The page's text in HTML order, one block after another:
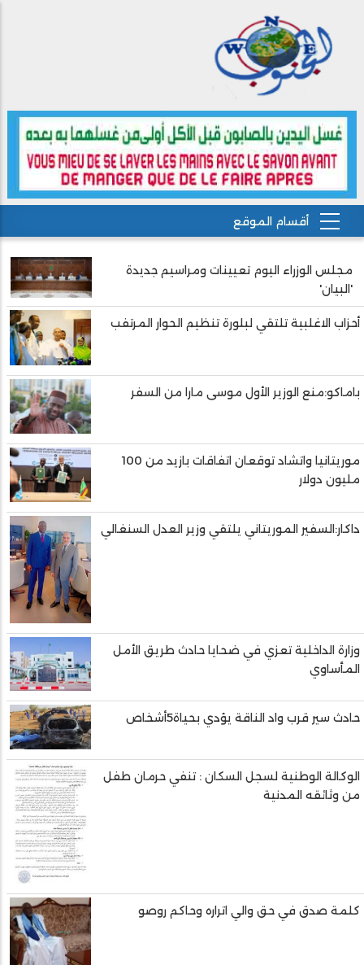
مجلس الوزراء اليوم تعيينات ومراسيم جديدة
'البيان'
أحزاب الاغلبية تلتقي لبلورة تنظيم الحوار المرتفب
باماكو:منع الوزير الأول موسى مارا من السفر
موريتانيا واتشاد توقعان اتفاقات بازيد من 100
مليون دولار
داكار:السفير الموريتاني يلتقي وزير العدل السنغالي
وزارة الداخلية تعزي في ضحايا حادث طريق الأمل
المأساوي
حادث سير قرب واد الناقة يؤدي بحياة5أشخاص
الوكالة الوطنية لسجل السكان : تنفي حرمان طفل
من وثائقه المدنية
كلمة صدق في حق والي اتراره وحاكم روصو
Pagination